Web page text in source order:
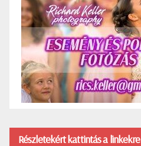
Részletekért kattintás a linkekre